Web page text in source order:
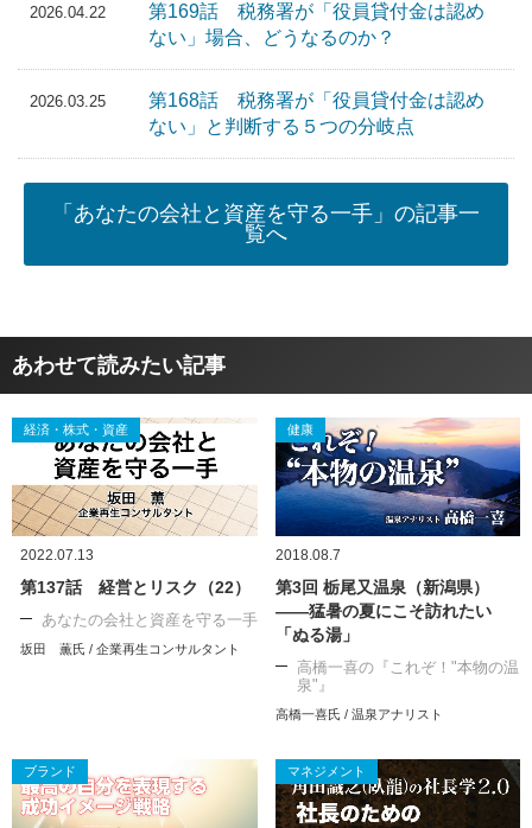
2026.04.22
第169話 税務署が「役員貸付金は認め
ない」場合、どうなるのか？
2026.03.25
第168話 税務署が「役員貸付金は認め
ない」と判断する５つの分岐点
「あなたの会社と資産を守る一手」の記事一
覧へ
あわせて読みたい記事
経済・株式・資産
2022.07.13
第137話 経営とリスク（22）
あなたの会社と資産を守る一手
坂田 薫氏 / 企業再生コンサルタント
健康
2018.08.7
第3回 栃尾又温泉（新潟県）
――猛暑の夏にこそ訪れたい
「ぬる湯」
高橋一喜の『これぞ！"本物の温
泉"』
高橋一喜氏 / 温泉アナリスト
ブランド マネジメント